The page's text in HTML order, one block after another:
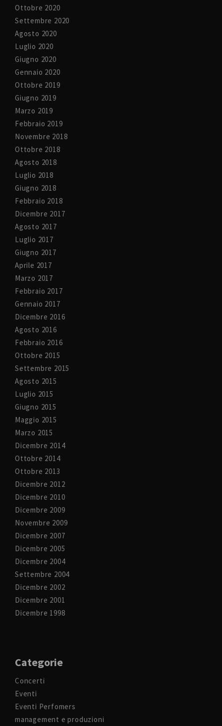
Ottobre 2020
Settembre 2020
Agosto 2020
Luglio 2020
Giugno 2020
Gennaio 2020
Ottobre 2019
Giugno 2019
Marzo 2019
Febbraio 2019
Novembre 2018
Ottobre 2018
Agosto 2018
Luglio 2018
Giugno 2018
Febbraio 2018
Dicembre 2017
Agosto 2017
Luglio 2017
Giugno 2017
Aprile 2017
Marzo 2017
Febbraio 2017
Gennaio 2017
Dicembre 2016
Agosto 2016
Febbraio 2016
Ottobre 2015
Settembre 2015
Agosto 2015
Luglio 2015
Giugno 2015
Maggio 2015
Marzo 2015
Dicembre 2014
Ottobre 2014
Ottobre 2013
Dicembre 2012
Dicembre 2010
Dicembre 2009
Novembre 2009
Dicembre 2007
Dicembre 2005
Dicembre 2004
Settembre 2004
Dicembre 2002
Dicembre 2001
Dicembre 1998
Categorie
Concerti
Eventi
Eventi Perfomers
management e produzioni